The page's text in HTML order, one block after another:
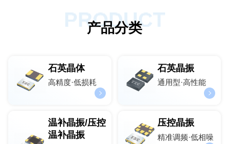
PRODUCT
产品分类
石英晶体
高精度·低损耗
石英晶振
通用型·高性能
温补晶振/压控
温补晶振
压控晶振
精准调频·低相噪